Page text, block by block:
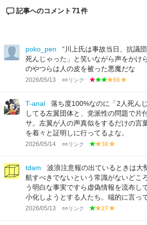
記事へのコメント 71件
poko_pen
“川上氏は事故当日、抗議
死んじゃった」と笑いながら声をかけ
のやつらは人の皮を被った悪魔だな
2026/05/13 リンク
r
d
g
e
e
n
g
e
e
n
y
lo
w
66
lo
w
T-anal
落ち度100%なのに「2人死ん
してる左翼団体と、党派性の問題で片
サ。左翼が人の声真似をするだけの言
を着々と証明しに行ってるよな。
2026/05/14 リンク
g
e
e
n
y
lo
w
38
lo
w
tdam
波浪注意報の出ているときは大
航すべきでないという常識がないどこ
う明白な事実ですら虚偽情報を流布し
小化しようとする人たち。端的に言っ
2026/05/13 リンク
g y
27